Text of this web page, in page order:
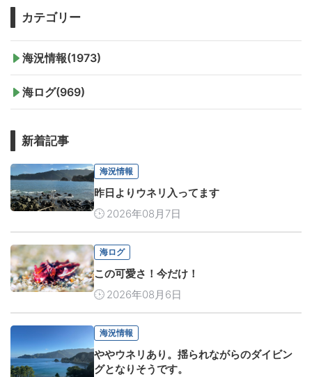
カテゴリー
海況情報(1973)
海ログ(969)
新着記事
海況情報
昨日よりウネリ入ってます
2026年08月7日
海ログ
この可愛さ！今だけ！
2026年08月6日
海況情報
ややウネリあり。揺られながらのダイビン
グとなりそうです。